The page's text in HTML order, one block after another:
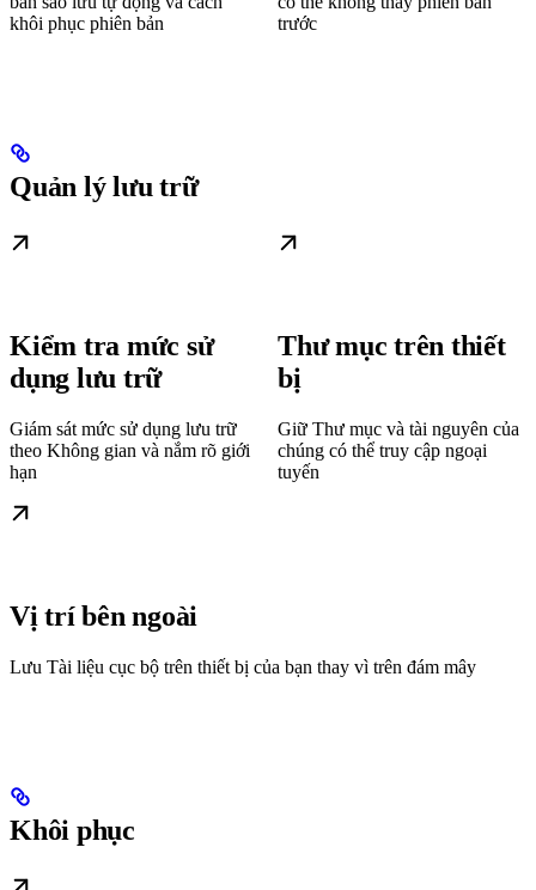
khôi phục phiên bản
trước
Quản lý lưu trữ
Kiểm tra mức sử
dụng lưu trữ
Giám sát mức sử dụng lưu trữ
theo Không gian và nắm rõ giới
hạn
Thư mục trên thiết
bị
Giữ Thư mục và tài nguyên của
chúng có thể truy cập ngoại
tuyến
Vị trí bên ngoài
Lưu Tài liệu cục bộ trên thiết bị của bạn thay vì trên đám mây
Khôi phục